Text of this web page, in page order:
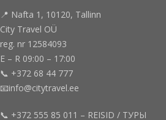
📍 Nafta 1, 10120, Tallinn
City Travel OÜ
reg. nr 12584093
E – R 09:00 – 17:00
📞 +372 68 44 777
📧info@citytravel.ee
📞 +372 555 85 011 – REISID / ТУРЫ